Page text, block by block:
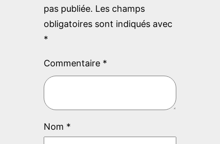
pas publiée. Les champs
obligatoires sont indiqués avec
*
Commentaire *
Nom *